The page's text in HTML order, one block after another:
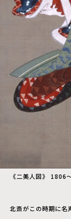
《二美人図》 1806
北斎がこの時期に